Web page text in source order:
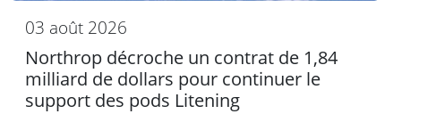
03 août 2026
Northrop décroche un contrat de 1,84
milliard de dollars pour continuer le
support des pods Litening